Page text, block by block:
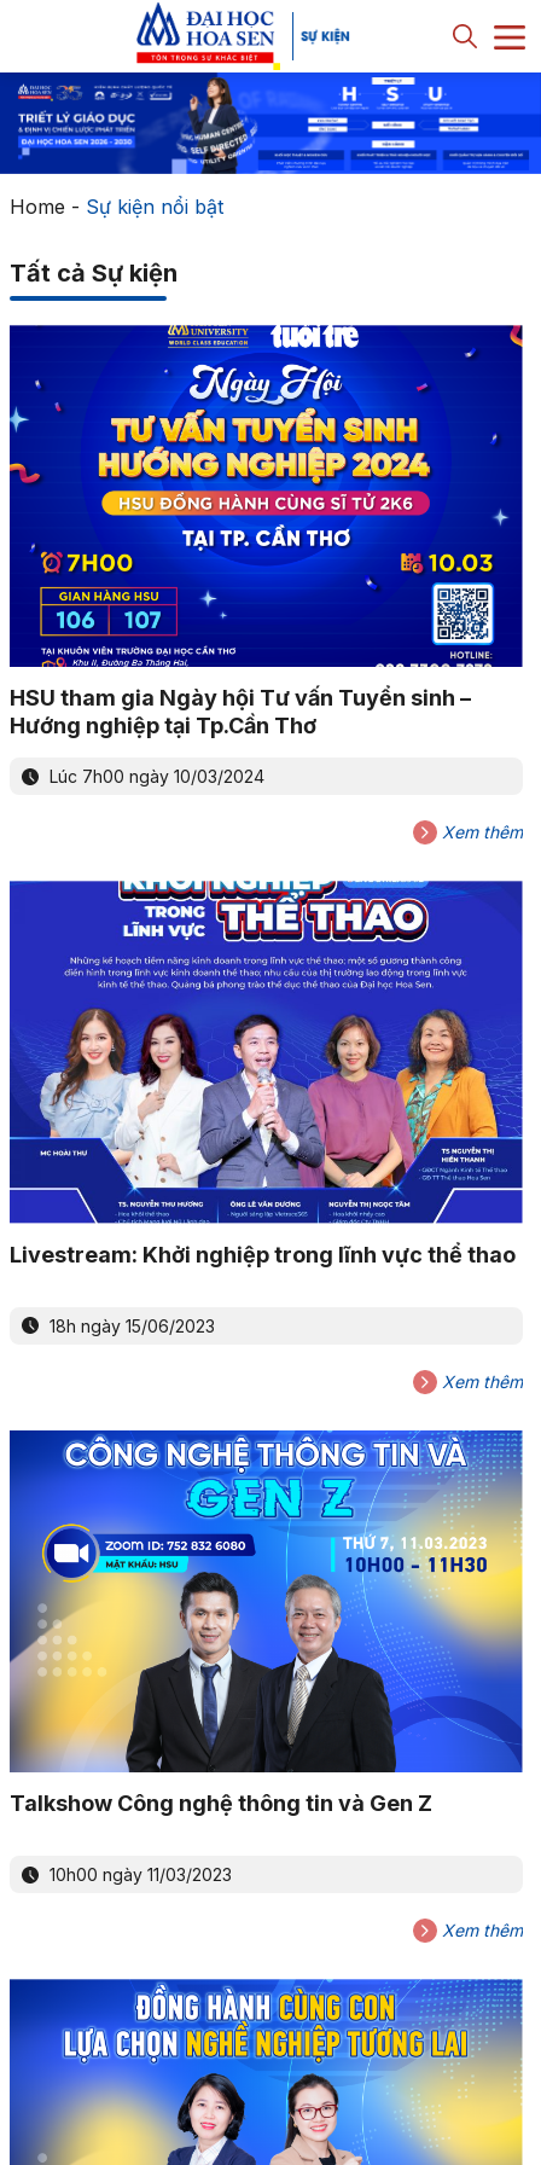
Home - Sự kiện nổi bật
Tất cả Sự kiện
HSU tham gia Ngày hội Tư vấn Tuyển sinh –
Hướng nghiệp tại Tp.Cần Thơ
Lúc 7h00 ngày 10/03/2024
Xem thêm
Livestream: Khởi nghiệp trong lĩnh vực thể thao
18h ngày 15/06/2023
Xem thêm
Talkshow Công nghệ thông tin và Gen Z
10h00 ngày 11/03/2023
Xem thêm